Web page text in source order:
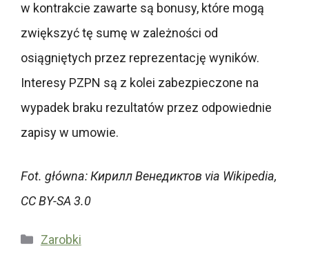
w kontrakcie zawarte są bonusy, które mogą
zwiększyć tę sumę w zależności od
osiągniętych przez reprezentację wyników.
Interesy PZPN są z kolei zabezpieczone na
wypadek braku rezultatów przez odpowiednie
zapisy w umowie.
Fot. główna: Кирилл Венедиктов via Wikipedia,
CC BY-SA 3.0
Kategorie
Zarobki